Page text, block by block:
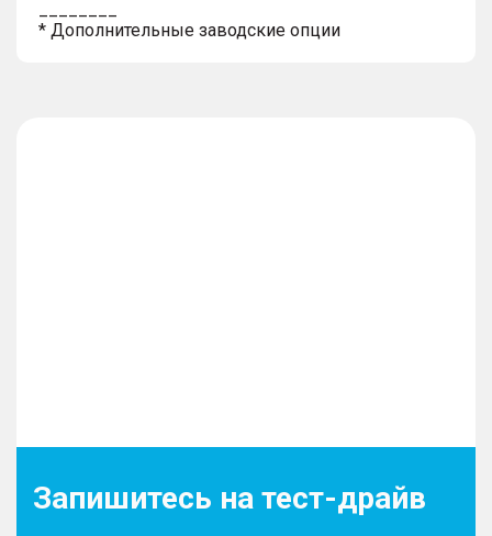
* Дополнительные заводские опции
Запишитесь на тест-драйв